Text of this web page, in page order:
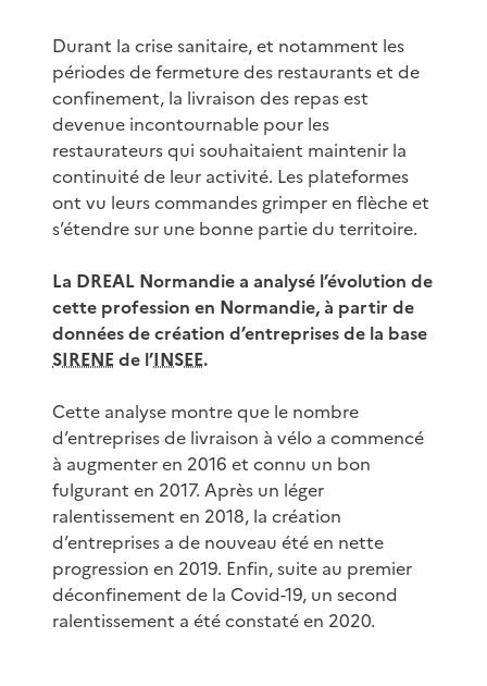
Durant la crise sanitaire, et notamment les
périodes de fermeture des restaurants et de
confinement, la livraison des repas est
devenue incontournable pour les
restaurateurs qui souhaitaient maintenir la
continuité de leur activité. Les plateformes
ont vu leurs commandes grimper en flèche et
s’étendre sur une bonne partie du territoire.
La DREAL Normandie a analysé l’évolution de
cette profession en Normandie, à partir de
données de création d’entreprises de la base
SIRENEde l’INSEE.
Cette analyse montre que le nombre
d’entreprises de livraison à vélo a commencé
à augmenter en 2016 et connu un bon
fulgurant en 2017. Après un léger
ralentissement en 2018, la création
d’entreprises a de nouveau été en nette
progression en 2019. Enfin, suite au premier
déconfinement de la Covid-19, un second
ralentissement a été constaté en 2020.